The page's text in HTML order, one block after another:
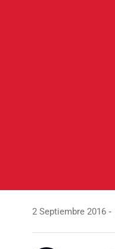
2 Septiembre 2016